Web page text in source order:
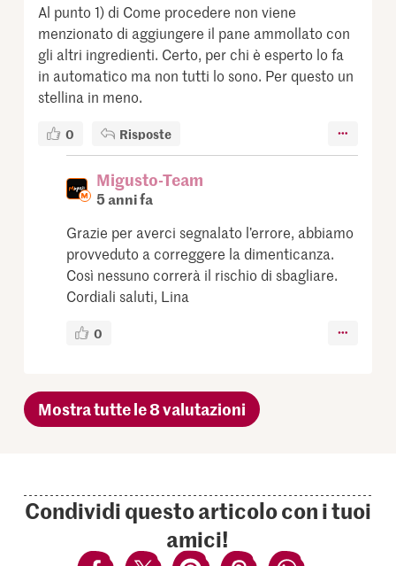
Al punto 1) di Come procedere non viene
menzionato di aggiungere il pane ammollato con
gli altri ingredienti. Certo, per chi è esperto lo fa
in automatico ma non tutti lo sono. Per questo un
stellina in meno.
0 Risposte
Migusto-Team
5 anni fa
Grazie per averci segnalato l’errore, abbiamo
provveduto a correggere la dimenticanza.
Così nessuno correrà il rischio di sbagliare.
Cordiali saluti, Lina
0
Mostra tutte le 8 valutazioni
Condividi questo articolo con i tuoi
amici!